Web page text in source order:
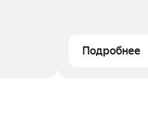
Подробнее